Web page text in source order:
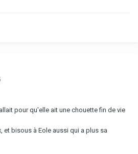
pour qu'elle ait une chouette fin de vie
et bisous à Eole aussi qui a plus sa